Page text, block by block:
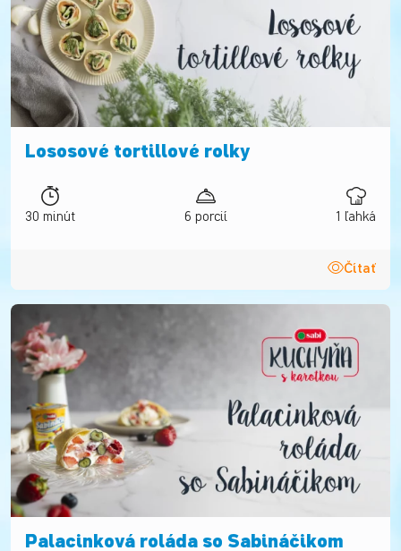
Lososové tortillové rolky
30 minút 6 porcií 1 ľahká
Čítať
Palacinková roláda so Sabináčikom